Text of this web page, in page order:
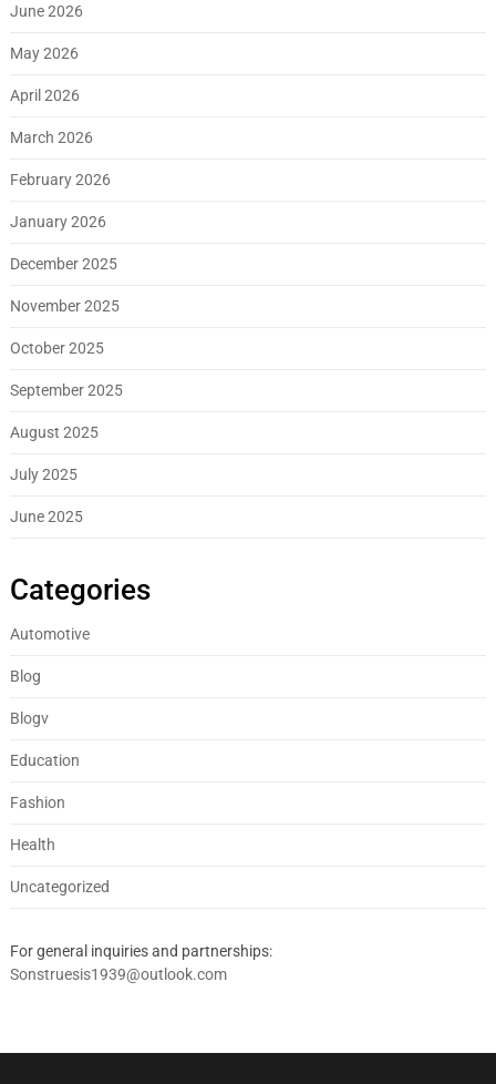
June 2026
May 2026
April 2026
March 2026
February 2026
January 2026
December 2025
November 2025
October 2025
September 2025
August 2025
July 2025
June 2025
Categories
Automotive
Blog
Blogv
Education
Fashion
Health
Uncategorized
For general inquiries and partnerships:
Sonstruesis1939@outlook.com